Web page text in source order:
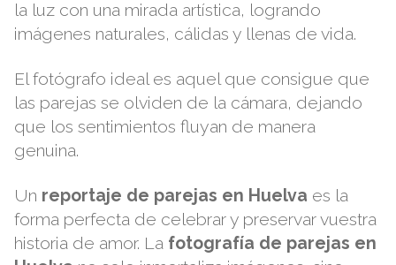
la luz con una mirada artística, logrando
imágenes naturales, cálidas y llenas de vida.
El fotógrafo ideal es aquel que consigue que
las parejas se olviden de la cámara, dejando
que los sentimientos fluyan de manera
genuina.
Un reportaje de parejas en Huelva es la
forma perfecta de celebrar y preservar vuestra
historia de amor. La fotografía de parejas en